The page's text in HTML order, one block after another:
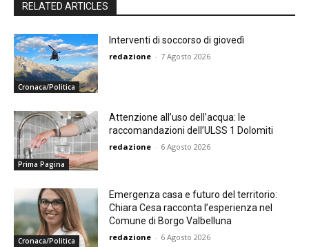
RELATED ARTICLES
Cronaca/Politica
Interventi di soccorso di giovedì
redazione - 7 Agosto 2026
Prima Pagina
Attenzione all’uso dell’acqua: le
raccomandazioni dell’ULSS 1 Dolomiti
redazione - 6 Agosto 2026
Cronaca/Politica
Emergenza casa e futuro del territorio:
Chiara Cesa racconta l’esperienza nel
Comune di Borgo Valbelluna
redazione - 6 Agosto 2026